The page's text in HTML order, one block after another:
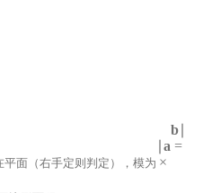
平面（右手定则判定），模为
a
×
b∣
=